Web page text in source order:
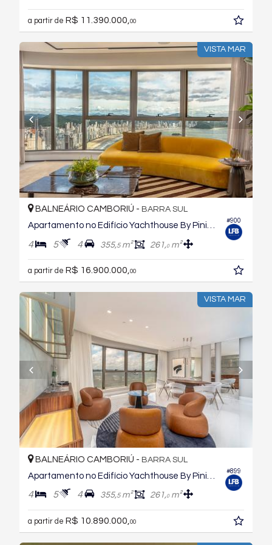
a partir de R$ 11.390.000, 00
VISTA MAR
#900
BALNEÁRIO CAMBORIÚ - BARRA SUL
Apartamento no Edifício Yachthouse By Pininfarina
4 5 4 355,5m² 261,0m²
a partir de R$ 16.900.000,00
VISTA MAR
#899
BALNEÁRIO CAMBORIÚ - BARRA SUL
4 5 4 355,5m² 261,0m²
a partir de R$ 10.890.000, 00